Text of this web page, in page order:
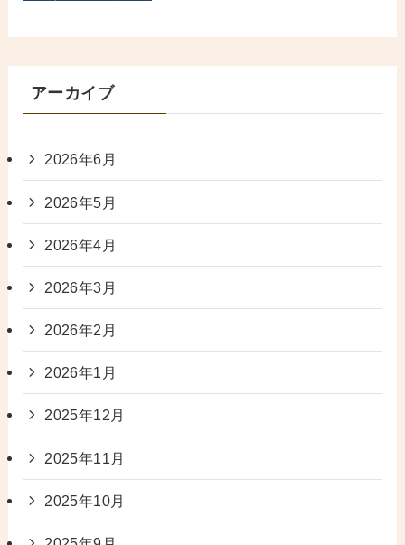
アーカイブ
2026年6月
2026年5月
2026年4月
2026年3月
2026年2月
2026年1月
2025年12月
2025年11月
2025年10月